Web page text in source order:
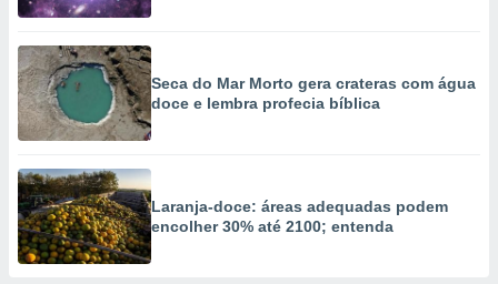
Seca do Mar Morto gera crateras com água
doce e lembra profecia bíblica
Laranja-doce: áreas adequadas podem
encolher 30% até 2100; entenda